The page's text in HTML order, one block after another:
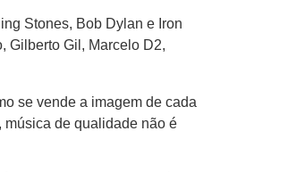
Stones, Bob Dylan e Iron
Gilberto Gil, Marcelo D2,
se vende a imagem de cada
música de qualidade não é